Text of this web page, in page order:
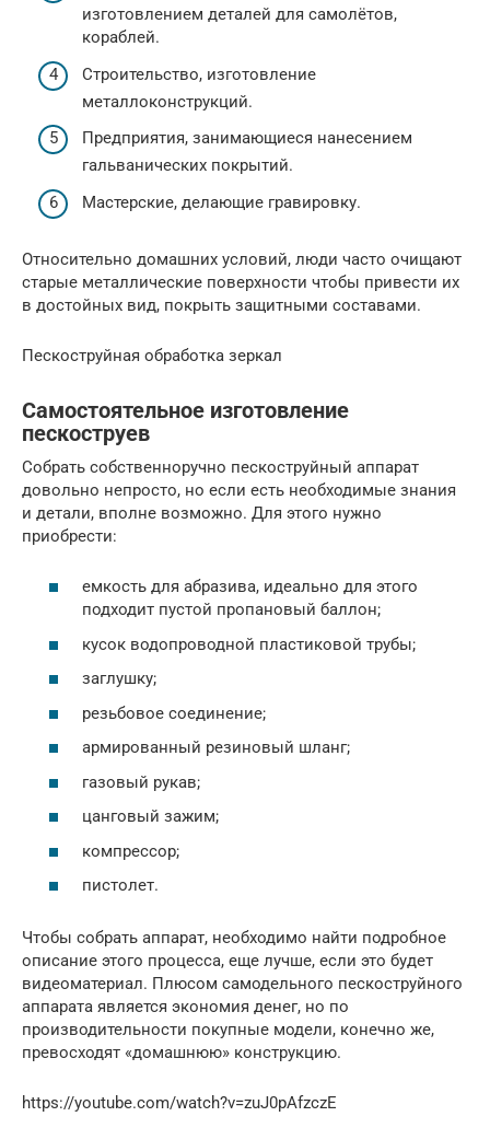
изготовлением деталей для самолётов,
кораблей.
Строительство, изготовление
металлоконструкций.
Предприятия, занимающиеся нанесением
гальванических покрытий.
Мастерские, делающие гравировку.
Относительно домашних условий, люди часто очищают
старые металлические поверхности чтобы привести их
в достойных вид, покрыть защитными составами.
Пескоструйная обработка зеркал
Самостоятельное изготовление
пескоструев
Собрать собственноручно пескоструйный аппарат
довольно непросто, но если есть необходимые знания
и детали, вполне возможно. Для этого нужно
приобрести:
емкость для абразива, идеально для этого
подходит пустой пропановый баллон;
кусок водопроводной пластиковой трубы;
заглушку;
резьбовое соединение;
армированный резиновый шланг;
газовый рукав;
цанговый зажим;
компрессор;
пистолет.
Чтобы собрать аппарат, необходимо найти подробное
описание этого процесса, еще лучше, если это будет
видеоматериал. Плюсом самодельного пескоструйного
аппарата является экономия денег, но по
производительности покупные модели, конечно же,
превосходят «домашнюю» конструкцию.
https://youtube.com/watch?v=zuJ0pAfzczE